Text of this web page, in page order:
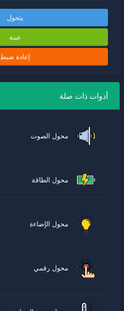
يتحول
عينة
إعادة ضبط
أدوات ذات صلة
محول الصوت
محول الطاقة
محول الإضاءة
محول رقمي